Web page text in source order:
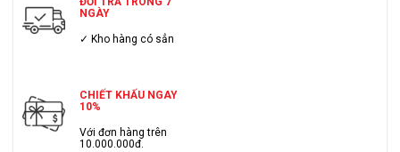
NGÀY
✓ Kho hàng có sẳn
CHIẾT KHẤU NGAY
10%
Với đơn hàng trên
10.000.000đ.